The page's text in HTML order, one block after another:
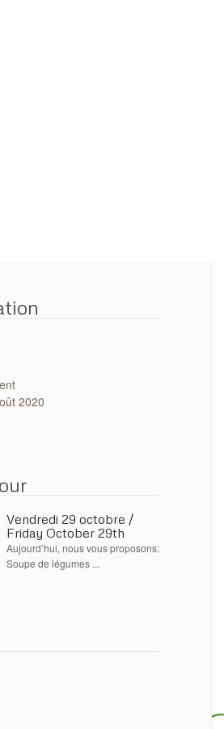
2020
Vendredi 29 octobre /
Friday October 29th
Aujourd’hui, nous vous proposons:
Soupe de légumes ...